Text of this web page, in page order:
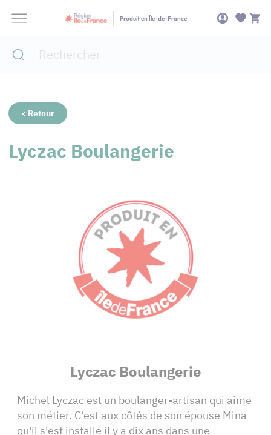
Produit en Île-de-France
< Retour
Lyczac Boulangerie
Lyczac Boulangerie
Michel Lyczac est un boulanger-artisan qui aime
son métier. C'est aux côtés de son épouse Mina
qu'il s'est installé il y a dix ans dans une